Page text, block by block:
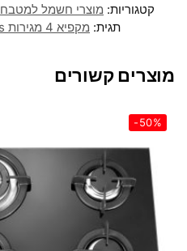
קטגוריות: מוצרי חשמל למטבח
תגית: מקפיא 4 מגירות Sachs דגם EFR-204
מוצרים קשורים
-50%